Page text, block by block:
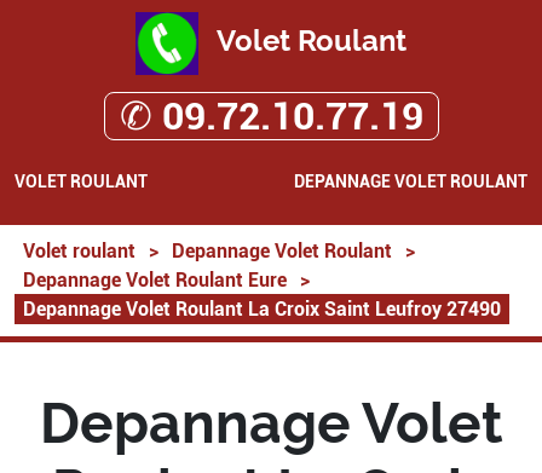
Volet Roulant
✆ 09.72.10.77.19
VOLET ROULANT DEPANNAGE VOLET ROULANT
Volet roulant > Depannage Volet Roulant
>
Depannage Volet Roulant Eure
>
Depannage Volet Roulant La Croix Saint Leufroy 27490
Depannage Volet